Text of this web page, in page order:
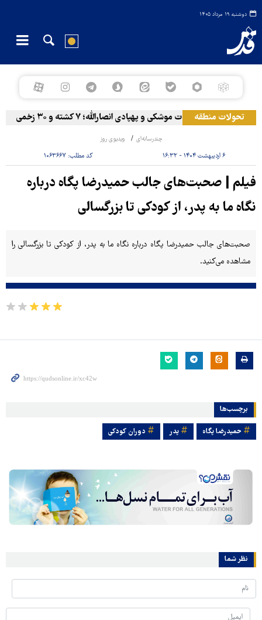
دوشنبه ۱۹ مرداد ۱۴۰۵
تحولات منطقه
المخا زیر حملات موشکی و پهپادی انصارالله؛ ۷ کشته و ۳۰ زخمی
چندرسانه‌ای ویدیوی روز
۶ اردیبهشت ۱۴۰۴ - ۱۶:۳۲ کد مطلب: ۱۰۶۳۶۶۷
فیلم | صحبت‌های جالب حمیدرضا پگاه درباره
نگاه ما به پدر، از کودکی تا بزرگسالی
صحبت‌های جالب حمیدرضا پگاه درباره نگاه ما به پدر، از کودکی تا بزرگسالی را
مشاهده می‌کنید.
برچسب‌ها
حمیدرضا پگاه پدر دوران کودکی
نظر شما